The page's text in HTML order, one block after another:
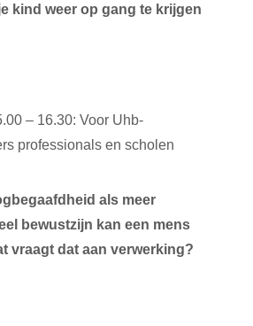
kind weer op gang te krijgen
– 16.30: Voor Uhb-
professionals en scholen
als meer
bewustzijn kan een mens
vraagt dat aan verwerking?